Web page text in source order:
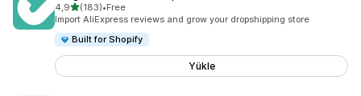
4,95 yıldız üzerinden
(183)
toplam 183 değerlendirme
•Free
Import AliExpress reviews and grow your dropshipping store
Built for Shopify
Yükle